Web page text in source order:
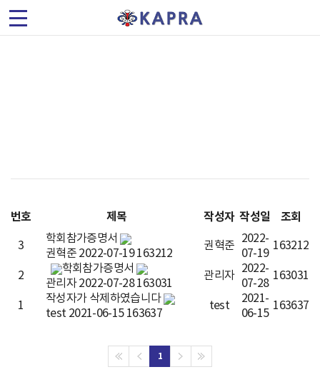
(
가
및
플
즈
번호 제목 작성자 작성일 조회
3
학회참가증명서
권혁준 2022-07-19163212
권혁준 2022-
07-19
163212
2
학회참가증명서
관리자2022-07-28163031
관리자 2022-
07-28
163031
1
작성자가 삭제하였습니다
test 2021-06-15 163637
test
2021-
06-15
163637
1